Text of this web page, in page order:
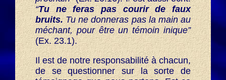
“Tu ne feras pas courir de faux
bruits.Tu ne donneras pas la main au
méchant, pour être un témoin inique”
(Ex. 23.1).
Il est de notre responsabilité à chacun,
de se questionner sur la sorte de